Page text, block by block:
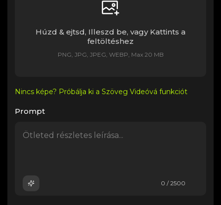
Húzd & ejtsd, Illeszd be, vagy Kattints a
feltöltéshez
PNG, JPG, JPEG, WEBP, Max 20 MB
Nincs képe? Próbálja ki a Szöveg Videóvá funkciót
Prompt
0 / 2500